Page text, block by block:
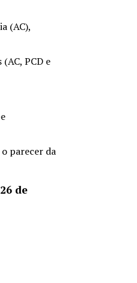
(AC),
PCD e
parecer da
de